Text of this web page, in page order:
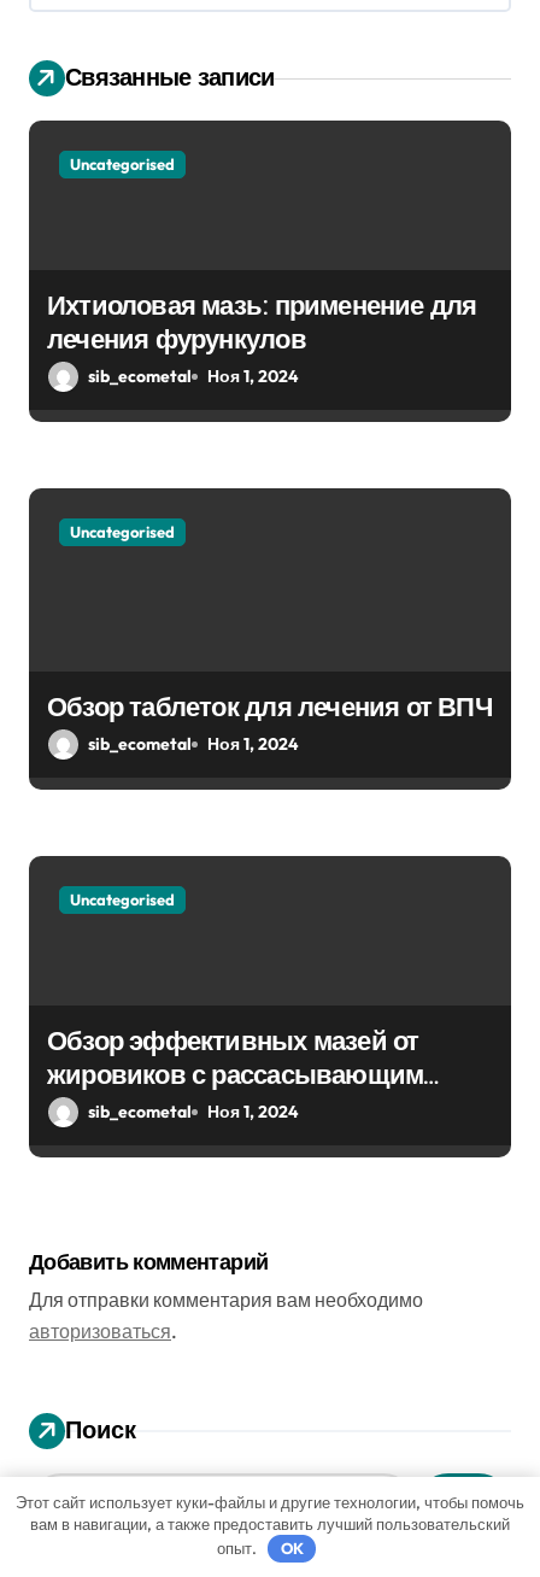
и
я
п
п
и
с
Связанные записи
Uncategorised
Ихтиоловая мазь: применение для
лечения фурункулов
sib_ecometal Ноя 1, 2024
Uncategorised
Обзор таблеток для лечения от ВПЧ
sib_ecometal Ноя 1, 2024
Uncategorised
Обзор эффективных мазей от
жировиков с рассасывающим
эффектом
sib_ecometal Ноя 1, 2024
Добавить комментарий
Для отправки комментария вам необходимо
авторизоваться.
Поиск
Поиск
Этот сайт использует куки-файлы и другие технологии, чтобы помочь
вам в навигации, а также предоставить лучший пользовательский
опыт.
OK